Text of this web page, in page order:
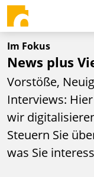
Im Fokus
News plus
Vorstöße,
Interviews:
wir
Steuern Sie
was Sie